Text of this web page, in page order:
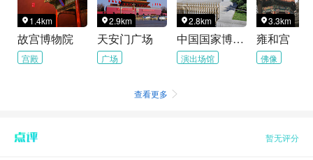
 1.4km
故宫博物院
宫殿
2.9km
天安门广场
广场
2.8km
中国国家博物馆
演出场馆
3.3km
雍和宫
佛像
查看更多 
暂无评分